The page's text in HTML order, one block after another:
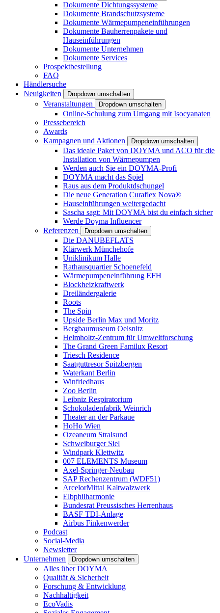
Dokumente Dichtungssysteme
Dokumente Brandschutzsysteme
Dokumente Wärmepumpeneinführungen
Dokumente Bauherrenpakete und
Hauseinführungen
Dokumente Unternehmen
Dokumente Services
Prospektbestellung
FAQ
Händlersuche
Neuigkeiten
Dropdown umschalten
Veranstaltungen Dropdown umschalten
Online-Schulung zum Umgang mit Isocyanaten
Pressebereich
Awards
Kampagnen und Aktionen
Dropdown umschalten
Das ideale Paket von DOYMA und ACO für die
Installation von Wärmepumpen
Werden auch Sie ein DOYMA-Profi
DOYMA macht das Spiel
Raus aus dem Produktdschungel
Die neue Generation Curaflex Nova®
Hauseinführungen weitergedacht
Sascha sagt: Mit DOYMA bist du einfach sicher
Werde Doyma Influencer
Referenzen
Dropdown umschalten
Die DANUBEFLATS
Klärwerk Münchehofe
Uniklinikum Halle
Rathausquartier Schoenefeld
Wärmepumpeneinführung EFH
Blockheizkraftwerk
Dreiländergalerie
Roots
The Spin
Upside Berlin Max und Moritz
Bergbaumuseum Oelsnitz
Helmholtz-Zentrum für Umweltforschung
The Grand Green Familux Resort
Triesch Residence
Saatguttresor Spitzbergen
Waterkant Berlin
Winfriedhaus
Zoo Berlin
Leibniz Respiratorium
Schokoladenfabrik Weinrich
Theater an der Parkaue
HoHo Wien
Ozeaneum Stralsund
Schweiburger Siel
Windpark Klettwitz
007 ELEMENTS Museum
Axel-Springer-Neubau
SAP Rechenzentrum (WDF51)
ArcelorMittal Kaltwalzwerk
Elbphilharmonie
Bundesrat Preussisches Herrenhaus
BASF TDI-Anlage
Airbus Finkenwerder
Podcast
Social-Media
Newsletter
Unternehmen
Dropdown umschalten
Alles über DOYMA
Qualität & Sicherheit
Forschung & Entwicklung
Nachhaltigkeit
EcoVadis